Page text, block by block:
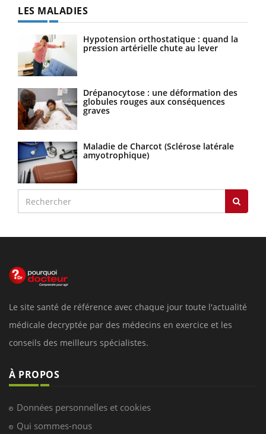
LES MALADIES
Hypotension orthostatique : quand la
pression artérielle chute au lever
Drépanocytose : une déformation des
globules rouges aux conséquences
graves
Maladie de Charcot (Sclérose latérale
amyotrophique)
Le site santé de référence avec chaque jour toute l'actualité
médicale decryptée par des médecins en exercice et les
conseils des meilleurs spécialistes.
À PROPOS
Données personnelles et cookies
Qui sommes-nous